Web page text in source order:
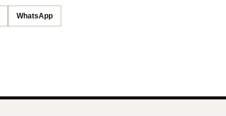
WhatsApp